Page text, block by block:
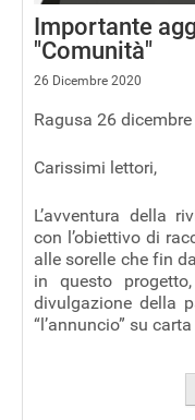
Importante
"Comunità"
26 Dicembre 2020
Ragusa 26
Carissimi lettori,
L’avventura della
con l’obiettivo di
alle sorelle che fin
in questo
divulgazione della
“l’annuncio” su